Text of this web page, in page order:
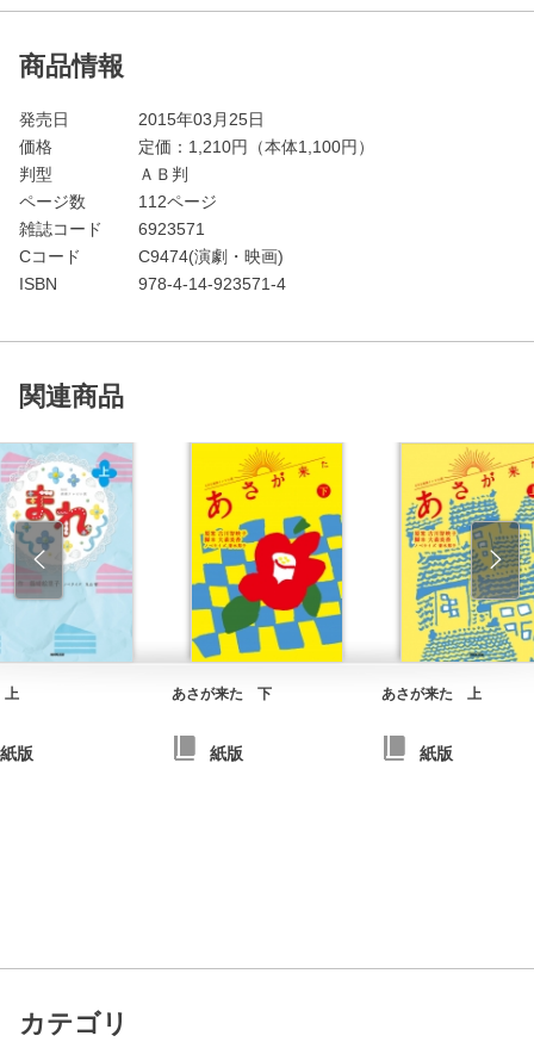
商品情報
発売日
2015年03月25日
価格
定価： 1,210円（本体1,100円）
判型
ＡＢ判
ページ数
112ページ
雑誌コード
6923571
Cコード
C9474(演劇・映画)
ISBN
978-4-14-923571-4
関連商品
紙版
あさが来た 下
紙版
あさが来た 上
紙版
カテゴリ